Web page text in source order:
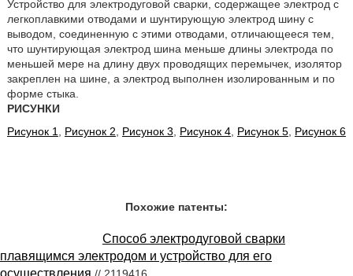
Устройство для электродуговой сварки, содержащее электрод с
легкоплавкими отводами и шунтирующую электрод шину с
выводом, соединенную с этими отводами, отличающееся тем,
что шунтирующая электрод шина меньше длины электрода по
меньшей мере на длину двух проводящих перемычек, изолятор
закреплен на шине, а электрод выполнен изолированным и по
форме стыка.
РИСУНКИ
Рисунок 1
Рисунок 2 Рисунок 3 Рисунок 4, Рисунок 5, Рисунок 6
Похожие патенты:
Способ электродуговой сварки
плавящимся электродом и устройство для его
осуществления